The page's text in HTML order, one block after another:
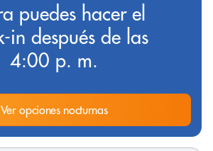
puedes hacer el
in después de las
4:00 p. m.
Ver opciones nocturnas